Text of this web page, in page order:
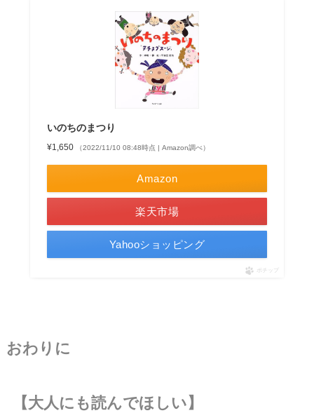
いのちのまつり
¥1,650 （2022/11/10 08:48時点 | Amazon調べ）
Amazon
楽天市場
Yahooショッピング
ポチップ
おわりに
【大人にも読んでほしい】